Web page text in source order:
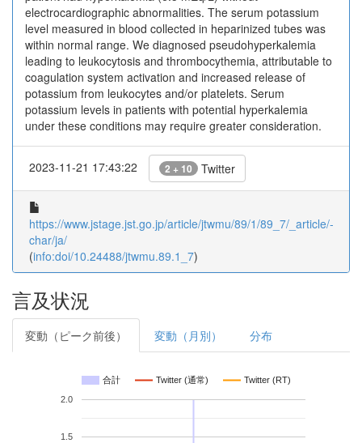
electrocardiographic abnormalities. The serum potassium
level measured in blood collected in heparinized tubes was
within normal range. We diagnosed pseudohyperkalemia
leading to leukocytosis and thrombocythemia, attributable to
coagulation system activation and increased release of
potassium from leukocytes and/or platelets. Serum
potassium levels in patients with potential hyperkalemia
under these conditions may require greater consideration.
2023-11-21 17:43:22 2 + 10 Twitter
https://www.jstage.jst.go.jp/article/jtwmu/89/1/89_7/_article/-
char/ja/
(info:doi/10.24488/jtwmu.89.1_7)
言及状況
変動（ピーク前後） 変動（月別） 分布
合計 Twitter (通常) Twitter (RT)
1.5
2.0